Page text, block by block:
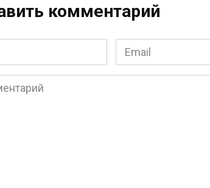
комментарий
Email
*